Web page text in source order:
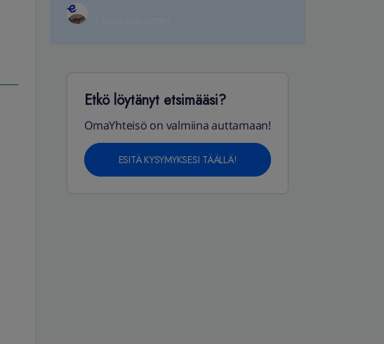
Etkö löytänyt etsimääsi?
OmaYhteisö on valmiina auttamaan!
ESITÄ KYSYMYKSESI TÄÄLLÄ!